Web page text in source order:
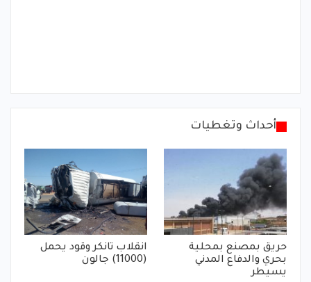
أحداث وتغطيات
حريق بمصنع بمحلية
بحري والدفاع المدني
يسيطر
انقلاب تانكر وقود يحمل
(11000) جالون